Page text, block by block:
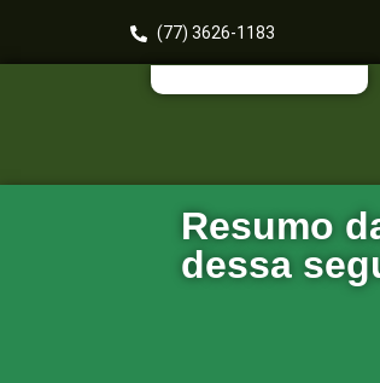
(77) 3626-1183
Resumo
dessa